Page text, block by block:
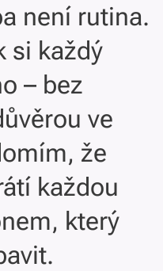
není rutina.
si každý
– bez
ve
že
každou
který